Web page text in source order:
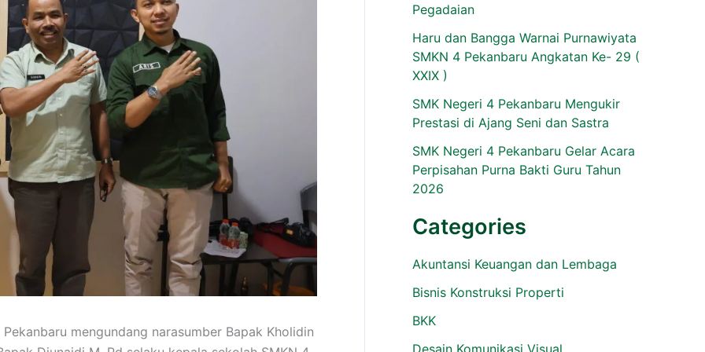
mengundang narasumber Bapak Kholidin
Pegadaian
Haru dan Bangga Warnai Purnawiyata
SMKN 4 Pekanbaru Angkatan Ke- 29 (
XXIX )
SMK Negeri 4 Pekanbaru Mengukir
Prestasi di Ajang Seni dan Sastra
SMK Negeri 4 Pekanbaru Gelar Acara
Perpisahan Purna Bakti Guru Tahun
2026
Categories
Akuntansi Keuangan dan Lembaga
Bisnis Konstruksi Properti
BKK